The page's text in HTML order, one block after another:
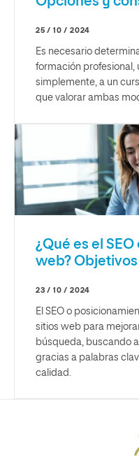
25 / 10 / 2024
Es necesario
formación profesional,
simplemente, a un
que valorar ambas
¿Qué es el
web?
23 / 10 / 2024
El SEO o
sitios web para
búsqueda, buscando
gracias a palabras
calidad.